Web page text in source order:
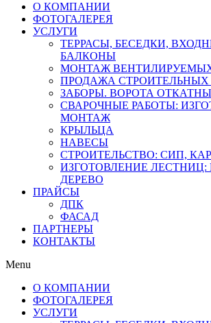
О КОМПАНИИ
ФОТОГАЛЕРЕЯ
УСЛУГИ
ТЕРРАСЫ, БЕСЕДКИ,
БАЛКОНЫ
МОНТАЖ
ПРОДАЖА
ЗАБОРЫ. ВОРОТА
СВАРОЧНЫЕ РАБОТЫ:
МОНТАЖ
КРЫЛЬЦА
НАВЕСЫ
СТРОИТЕЛЬСТВО: СИП,
ИЗГОТОВЛЕНИЕ ЛЕСТНИЦ:
ДЕРЕВО
ПРАЙСЫ
ДПК
ФАСАД
ПАРТНЕРЫ
КОНТАКТЫ
Menu
О КОМПАНИИ
ФОТОГАЛЕРЕЯ
УСЛУГИ